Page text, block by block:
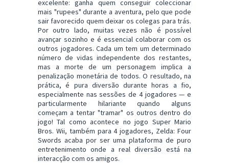
excelente: ganha quem conseguir coleccionar
mais "rupees" durante a aventura, pelo que pode
sair favorecido quem deixar os colegas para trás.
Por outro lado, muitas vezes não é possível
avançar sozinho e é essencial colaborar com os
outros jogadores. Cada um tem um determinado
número de vidas independente dos restantes,
mas a morte de um personagem implica a
penalização monetária de todos. O resultado, na
prática, é pura diversão durante horas a fio,
especialmente nas sessões de 4 jogadores — e
particularmente hilariante quando alguns
começam a tentar "tramar" os outros dentro do
jogo! Tal como acontece no jogo Super Mario
Bros. Wii, também para 4 jogadores, Zelda: Four
Swords acaba por ser uma plataforma de puro
entretenimento onde a real diversão está na
interacção com os amigos.